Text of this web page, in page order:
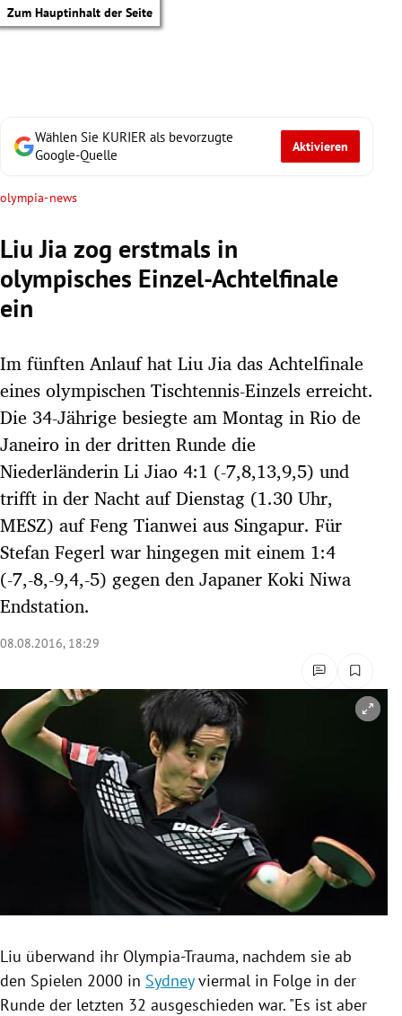
Zum Hauptinhalt der Seite
Untermenü
Untermenü
Untermenü
Untermenü
Untermenü
Untermenü
Untermenü
Untermenü
Wählen Sie KURIER als bevorzugte
Google-Quelle
Aktivieren
olympia-news
Liu Jia zog erstmals in
olympisches Einzel-Achtelfinale
ein
Im fünften Anlauf hat Liu Jia das Achtelfinale
eines olympischen Tischtennis-Einzels erreicht.
Die 34-Jährige besiegte am Montag in Rio de
Janeiro in der dritten Runde die
Niederländerin Li Jiao 4:1 (-7,8,13,9,5) und
trifft in der Nacht auf Dienstag (1.30 Uhr,
MESZ) auf Feng Tianwei aus Singapur. Für
Stefan Fegerl war hingegen mit einem 1:4
(-7,-8,-9,4,-5) gegen den Japaner Koki Niwa
Endstation.
08.08.2016, 18:29
Liu überwand ihr Olympia-Trauma, nachdem sie ab
den Spielen 2000 in Sydneyviermal in Folge in der
Runde der letzten 32 ausgeschieden war. "Es ist aber